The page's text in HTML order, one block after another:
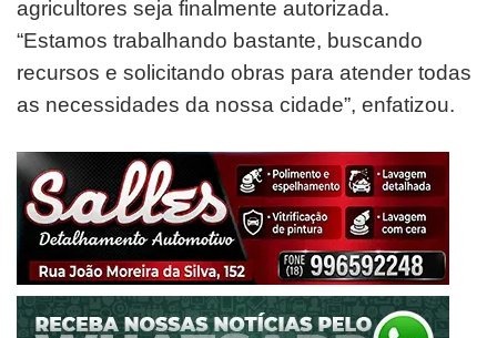
agricultores seja finalmente autorizada.
“Estamos trabalhando bastante, buscando
recursos e solicitando obras para atender todas
as necessidades da nossa cidade”, enfatizou.